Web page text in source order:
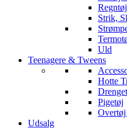
Regntøj
Strik,
Uld
Teenagere & Tweens
Hotte
Pigetøj
Udsalg